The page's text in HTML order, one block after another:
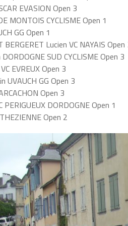
EVASION Open 3
MONTOIS CYCLISME Open 1
GG Open 1
Lucien VC NAYAIS Open
SUD CYCLISME Open 3
EVREUX Open 3
UVAUCH GG Open 3
Open 3
DORDOGNE Open 1
Open 2